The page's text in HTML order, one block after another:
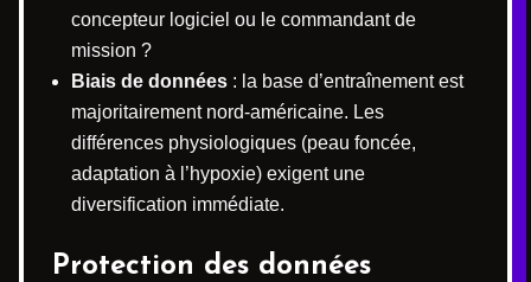
concepteur logiciel ou le commandant de
mission ?
Biais de données : la base d’entraînement est
majoritairement nord-américaine. Les
différences physiologiques (peau foncée,
adaptation à l’hypoxie) exigent une
diversification immédiate.
Protection des données